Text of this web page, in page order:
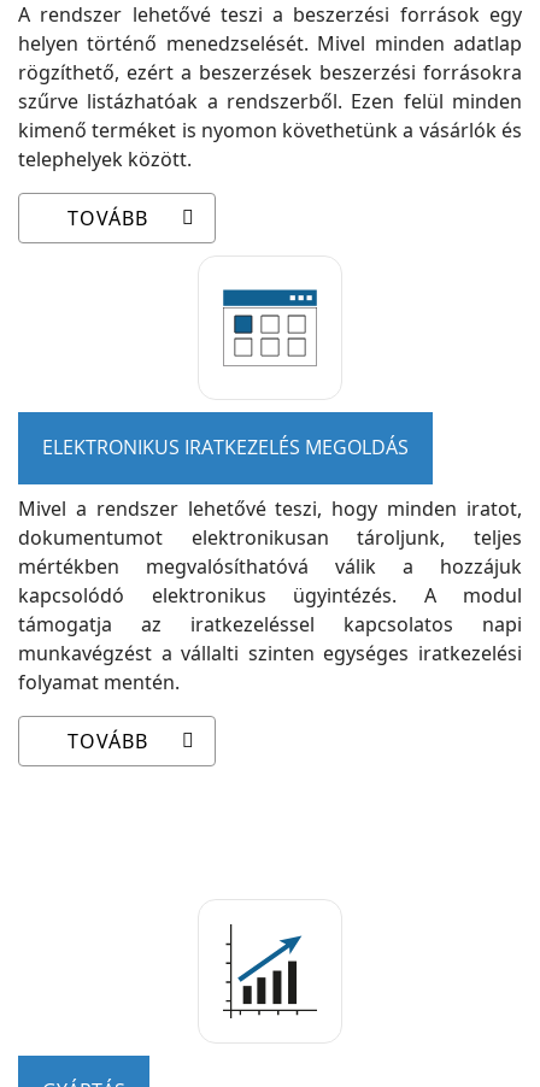
A rendszer lehetővé teszi a beszerzési források egy
helyen történő menedzselését. Mivel minden adatlap
rögzíthető, ezért a beszerzések beszerzési forrásokra
szűrve listázhatóak a rendszerből. Ezen felül minden
kimenő terméket is nyomon követhetünk a vásárlók és
telephelyek között.
TOVÁBB
ELEKTRONIKUS IRATKEZELÉS MEGOLDÁS
Mivel a rendszer lehetővé teszi, hogy minden iratot,
dokumentumot elektronikusan tároljunk, teljes
mértékben megvalósíthatóvá válik a hozzájuk
kapcsolódó elektronikus ügyintézés. A modul
támogatja az iratkezeléssel kapcsolatos napi
munkavégzést a vállalti szinten egységes iratkezelési
folyamat mentén.
TOVÁBB